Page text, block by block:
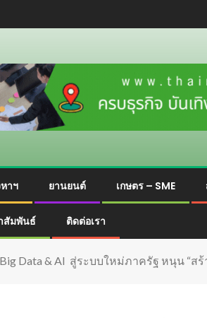
าฯ ยานยนต์ เกษตร – SME
สัมพันธ์ ติดต่อเรา
Data & AI สู่ระบบใหม่ภาครัฐ หนุน “ส